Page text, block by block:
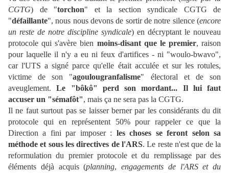
CGTG) de "torchon" et la section syndicale CGTG de
"défaillante", nous nous devons de sortir de notre silence (encore
un reste de notre discipline syndicale) en décryptant le nouveau
protocole qui s'avère bien moins-disant que le premier, raison
pour laquelle il n'y a eu ni feux d'artifices - ni "woulo-bwavo",
car l'UTS a signé parce qu'elle était acculée et sur les rotules,
victime de son "agoulougranfalisme" électoral et de son
aveuglement.Le "bôkô" perd son mordant... Il lui faut
accuser un "sémafôt", mais ça ne sera pas la CGTG.
Il ne faut surtout pas se laisser berner par les considérants du dit
protocole qui en représentent 50% pour rappeler ce que la
Direction a fini par imposer : les choses se feront selon sa
méthode et sous les directives de l'ARS. Le reste n'est que de la
reformulation du premier protocole et du remplissage par des
éléments déjà acquis (planning, engagements de l'ARS et du